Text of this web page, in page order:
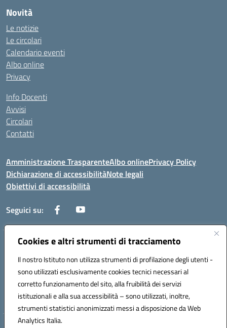
Cookies e altri strumenti di tracciamento
Il nostro Istituto non utilizza strumenti di profilazione degli utenti -
sono utilizzati esclusivamente cookies tecnici necessari al
corretto funzionamento del sito, alla fruibilità dei servizi
istituzionali e alla sua accessibilità – sono utilizzati, inoltre,
strumenti statistici anonimizzati messi a disposizione da Web
Analytics Italia.
Novità
Le notizie
Le circolari
Calendario eventi
Albo online
Privacy
Info Docenti
Avvisi
Circolari
Contatti
Amministrazione TrasparenteAlbo onlinePrivacy Policy
Dichiarazione di accessibilitàNote legali
Obiettivi di accessibilità
Seguici su:
Corso Roma, 1 71100 FOGGIA (FG)
Codice meccanografico: FGPM03000E
Mail: FGPM03000E@istruzione.it - PEC:
FGPM03000E@pec.istruzione.it
Codice fiscale: 80002240713